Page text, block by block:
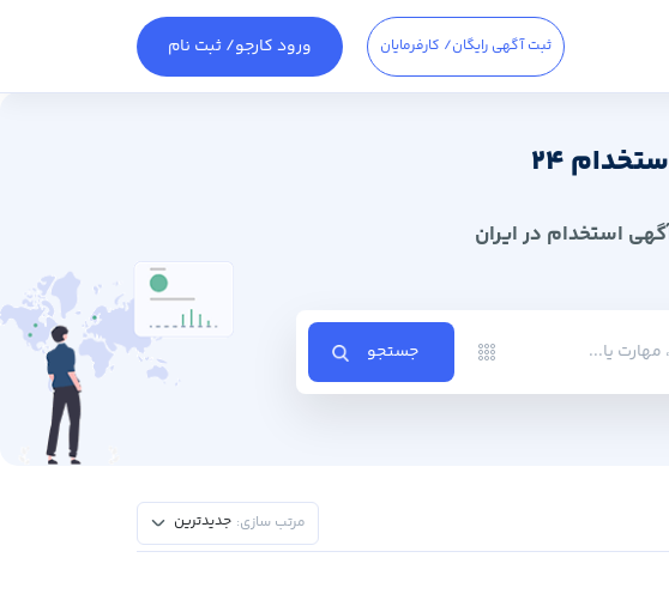
ثبت آگهی رایگان/ کارفرمایان ورود کارجو/ ثبت نام
24
استخدام در ایران
جستجو
مرتب سازی: جدیدترین